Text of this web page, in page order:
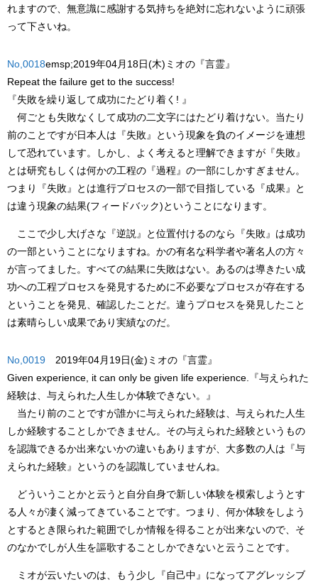
れますので、無意識に感謝する気持ちを絶対に忘れないように頑張
って下さいね。
No,0018emsp;2019年04月18日(木)ミオの『言霊』
Repeat the failure get to the success!
『失敗を繰り返して成功にたどり着く! 』
何ごとも失敗なくして成功の二文字にはたどり着けない。当たり
前のことですが日本人は『失敗』という現象を負のイメージを連想
して恐れています。しかし、よく考えると理解できますが『失敗』
とは研究もしくは何かの工程の『過程』の一部にしかすぎません。
つまり『失敗』とは進行プロセスの一部で目指している『成果』と
は違う現象の結果(フィードバック)ということになります。
ここで少し大げさな『逆説』と位置付けるのなら『失敗』は成功
の一部ということになりますね。かの有名な科学者や著名人の方々
が言ってました。すべての結果に失敗はない。あるのは導きたい成
功への工程プロセスを発見するために不必要なプロセスが存在する
ということを発見、確認したことだ。違うプロセスを発見したこと
は素晴らしい成果であり実績なのだ。
No,0019 2019年04月19日(金)ミオの『言霊』
Given experience, it can only be given life experience.
『与えられた
経験は、与えられた人生しか体験できない。』
当たり前のことですが誰かに与えられた経験は、与えられた人生
しか経験することしかできません。その与えられた経験というもの
を認識できるか出来ないかの違いもありますが、大多数の人は『与
えられた経験』というのを認識していませんね。
どういうことかと云うと自分自身で新しい体験を模索しようとす
る人々が凄く減ってきていることです。つまり、何か体験をしよう
とするとき限られた範囲でしか情報を得ることが出来ないので、そ
のなかでしが人生を謳歌することしかできないと云うことです。
ミオが云いたいのは、もう少し『自己中』になってアグレッシブ